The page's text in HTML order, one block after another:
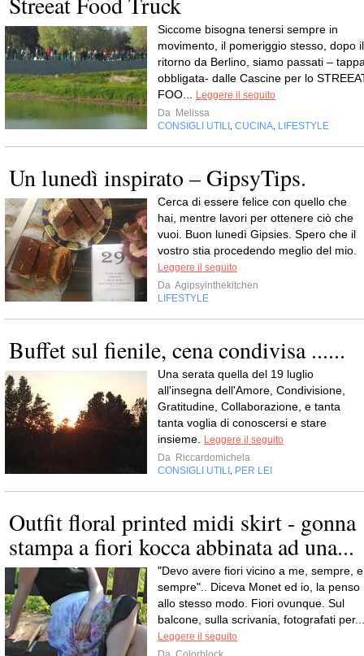
Siccome bisogna tenersi sempre in
movimento, il pomeriggio stesso, dopo il
ritorno da Berlino, siamo passati –
obbligata- dalle Cascine per lo
FOO...
Leggere il seguito
Da Melissa
CONSIGLI UTILI
CUCINA LIFESTYLE
Un lunedì inspirato – GipsyTips.
Cerca di essere felice con quello che
hai, mentre lavori per ottenere ciò che
vuoi. Buon lunedì Gipsies. Spero che il
vostro stia procedendo meglio del mio.
Leggere il seguito
Da Agipsyinthekitchen
LIFESTYLE
Buffet sul fienile, cena condivisa ......
Una serata quella del 19 luglio
all'insegna dell'Amore, Condivisione,
Gratitudine, Collaborazione, e tanta
tanta voglia di conoscersi e stare
insieme.
Leggere il seguito
Da Riccardomichela
CONSIGLI UTILI
PER LEI
Outfit floral printed midi skirt - gonna
stampa a fiori kocca abbinata ad una...
"Devo avere fiori vicino a me, sempre, e
sempre".. Diceva Monet ed io, la penso
allo stesso modo. Fiori ovunque. Sul
balcone, sulla scrivania, fotografati per...
Leggere il seguito